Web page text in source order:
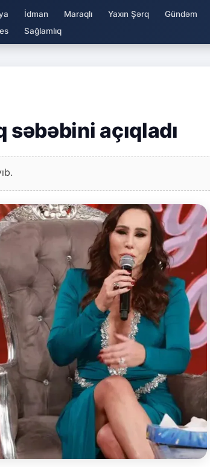
İdman Maraqlı Yaxın Şərq Gündəm
Sağlamlıq
səbəbini açıqladı